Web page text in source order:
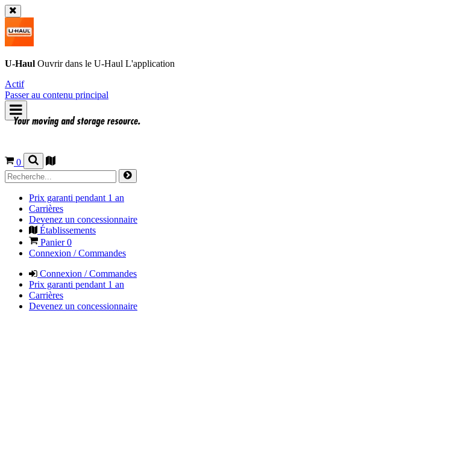
U-Haul Ouvrir dans le U-Haul L'application
Actif
Passer au contenu principal
0
Prix garanti pendant 1 an
Carrières
Devenez un concessionnaire
Établissements
Panier0
Connexion / Commandes
Connexion / Commandes
Prix garanti pendant 1 an
Carrières
Devenez un concessionnaire